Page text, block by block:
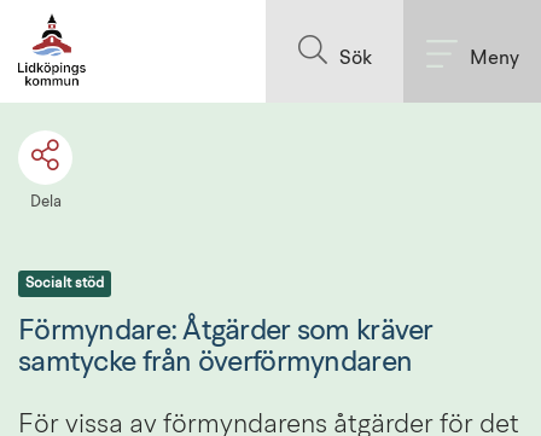
Sök Meny
Dela
Socialt stöd
Förmyndare: Åtgärder som kräver
samtycke från överförmyndaren
För vissa av förmyndarens åtgärder för det